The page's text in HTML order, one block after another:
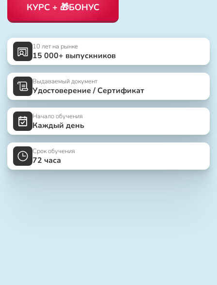
КУРС + 🎁БОНУС
10 лет на рынке
15 000+ выпускников
Выдаваемый документ
Удостоверение / Сертификат
Начало обучения
Каждый день
Срок обучения
72 часа